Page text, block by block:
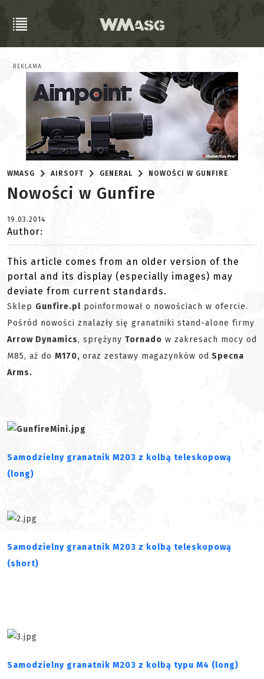
REKLAMA
WMASG AIRSOFT GENERAL NOWOŚCI W GUNFIRE
Nowości w Gunfire
19.03.2014
Author:
This article comes from an older version of the
portal and its display (especially images) may
deviate from current standards.
Sklep Gunfire.pl poinformował o nowościach w ofercie.
Pośród nowości znalazły się granatniki stand-alone firmy
Arrow Dynamics, sprężyny Tornado w zakresach mocy od
M85, aż do M170, oraz zestawy magazynków od Specna
Arms.
Samodzielny granatnik M203 z kolbą teleskopową
(long)
Samodzielny granatnik M203 z kolbą teleskopową
(short)
Samodzielny granatnik M203 z kolbą typu M4 (long)